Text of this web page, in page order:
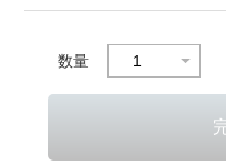
数量